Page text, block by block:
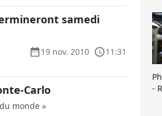
samedi
19 nov. 2010
11:31
Carlo
monde »
-